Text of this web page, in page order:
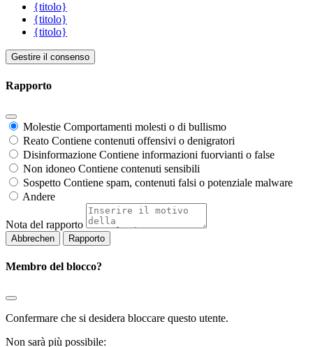
{titolo}
{titolo}
{titolo}
Gestire il consenso
Rapporto
Molestie Comportamenti molesti o di bullismo
Reato Contiene contenuti offensivi o denigratori
Disinformazione Contiene informazioni fuorvianti o false
Non idoneo Contiene contenuti sensibili
Sospetto Contiene spam, contenuti falsi o potenziale malware
Andere
Nota del rapporto
Rapporto
Membro del blocco?
Confermare che si desidera bloccare questo utente.
Non sarà più possibile: